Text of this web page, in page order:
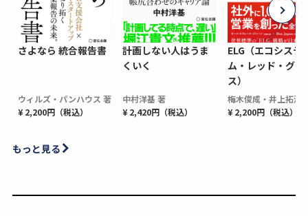
さよなら 統合報告書
ウィルズ・パンハウス 著
¥ 2,200円（税込）
計画しない人はうま
くいく
中村洋基 著
¥ 2,420円（税込）
ELG（エコシステ
ム・レッド・グロ
ス）
梅木俊成・井上拓海
¥ 2,200円（税込）
もっと見る